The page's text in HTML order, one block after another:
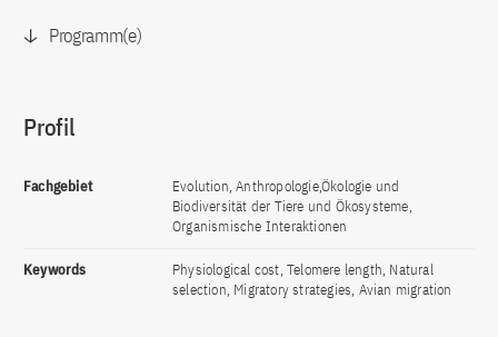
Programm(e)
Profil
Fachgebiet
Evolution, Anthropologie,Ökologie und
Biodiversität der Tiere und Ökosysteme,
Organismische Interaktionen
Keywords
Physiological cost, Telomere length, Natural
selection, Migratory strategies, Avian migration